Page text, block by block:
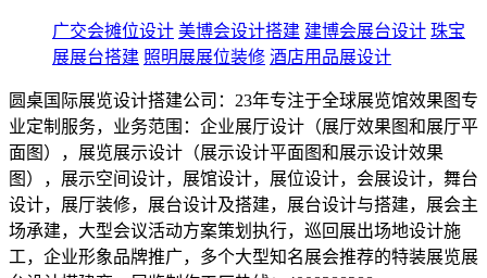
广交会摊位设计 美博会设计搭建 建博会展台设计 珠宝
展展台搭建 照明展展位装修 酒店用品展设计
圆桌国际展览设计搭建公司：23年专注于全球展览馆效果图专
业定制服务，业务范围：企业展厅设计（展厅效果图和展厅平
面图），展览展示设计（展示设计平面图和展示设计效果
图），展示空间设计，展馆设计，展位设计，会展设计，舞台
设计，展厅装修，展台设计及搭建，展台设计与搭建，展会主
场承建，大型会议活动方案策划执行，巡回展出场地设计施
工，企业形象品牌推广，多个大型知名展会推荐的特装展览展